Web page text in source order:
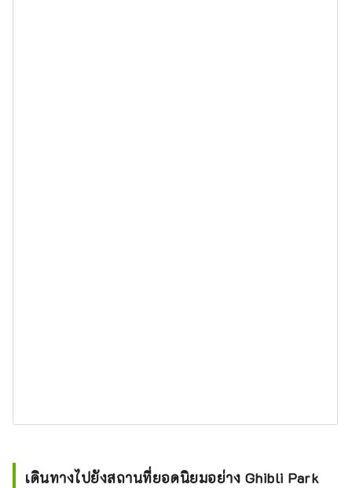
เดินทางไปยังสถานที่ยอดนิยมอย่าง Ghibli Park